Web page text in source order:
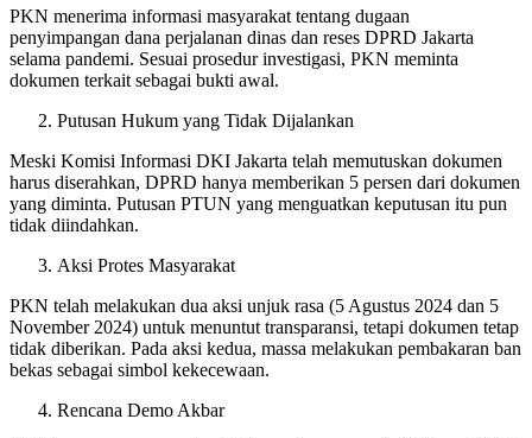
PKN menerima informasi masyarakat tentang dugaan
penyimpangan dana perjalanan dinas dan reses DPRD Jakarta
selama pandemi. Sesuai prosedur investigasi, PKN meminta
dokumen terkait sebagai bukti awal.
Putusan Hukum yang Tidak Dijalankan
Meski Komisi Informasi DKI Jakarta telah memutuskan dokumen
harus diserahkan, DPRD hanya memberikan 5 persen dari dokumen
yang diminta. Putusan PTUN yang menguatkan keputusan itu pun
tidak diindahkan.
Aksi Protes Masyarakat
PKN telah melakukan dua aksi unjuk rasa (5 Agustus 2024 dan 5
November 2024) untuk menuntut transparansi, tetapi dokumen tetap
tidak diberikan. Pada aksi kedua, massa melakukan pembakaran ban
bekas sebagai simbol kekecewaan.
Rencana Demo Akbar